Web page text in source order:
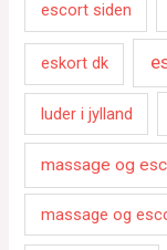
escort siden
eskort dk
luder i jylland
massage og
massage og